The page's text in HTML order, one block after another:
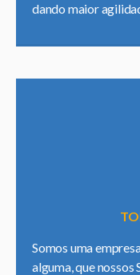
dando maior
Somos uma
alguma, que